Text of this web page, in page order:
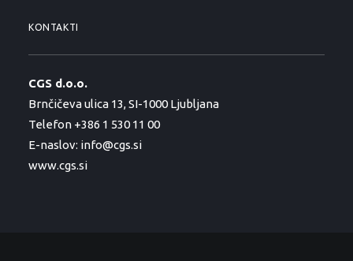
KONTAKTI
CGS d.o.o.
Brnčičeva ulica 13, SI-1000 Ljubljana
Telefon +386 1 530 11 00
E-naslov: info@cgs.si
www.cgs.si